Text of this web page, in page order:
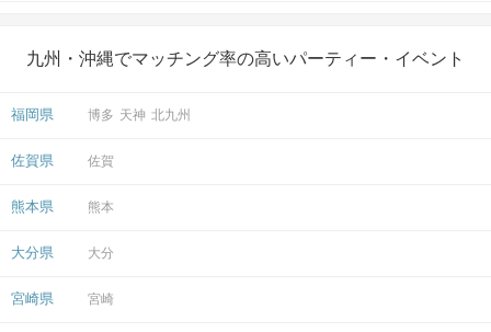
九州・沖縄でマッチング率の高いパーティー・イベント
福岡県 博多 天神 北九州
佐賀県 佐賀
熊本県 熊本
大分県 大分
宮崎県 宮崎